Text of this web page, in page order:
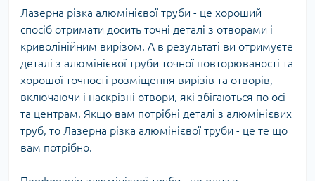
Лазерна різка алюмінієвої труби - це хороший
спосіб отримати досить точні деталі з отворами і
криволінійним вирізом. А в результаті ви отримуєте
деталі з алюмінієвої труби точної повторюваності та
хорошої точності розміщення вирізів та отворів,
включаючи і наскрізні отвори, які збігаються по осі
та центрам. Якщо вам потрібні деталі з алюмінієвих
труб, то Лазерна різка алюмінієвої труби - це те що
вам потрібно.